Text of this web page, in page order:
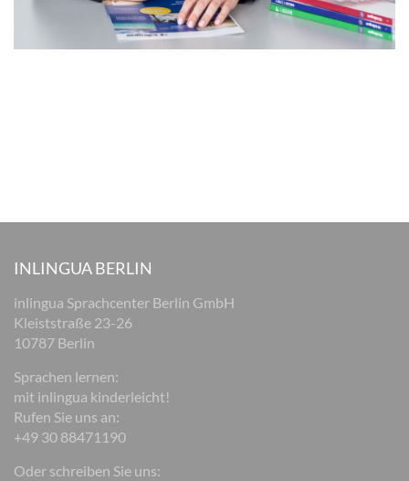
INLINGUA BERLIN
inlingua Sprachcenter Berlin GmbH
Kleiststraße 23-26
10787 Berlin
Sprachen lernen:
mit inlingua kinderleicht!
Rufen Sie uns an:
+49 30 88471190
Oder schreiben Sie uns: